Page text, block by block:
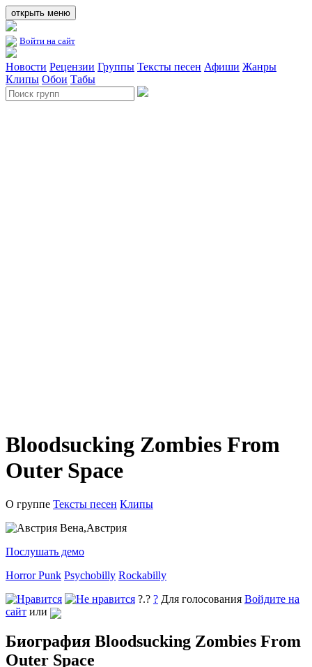
открыть меню
Войти на сайт
Новости Рецензии Группы Тексты песен Афиши Жанры
Клипы Обои Табы
Bloodsucking Zombies From
Outer Space
О группе Тексты песен Клипы
Вена,Австрия
Послушать демо
Horror Punk Psychobilly Rockabilly
?.? ? Для голосования Войдите на
сайт или
Биография Bloodsucking Zombies From
Outer Space